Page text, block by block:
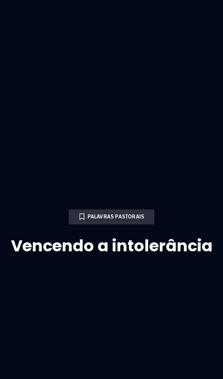
PALAVRAS PASTORAIS
Vencendo a intolerância